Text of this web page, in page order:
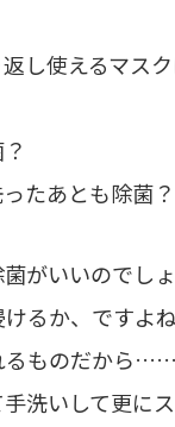
し使えるマス
たあとも除菌
がいいのでし
るか、ですよね
ものだから
洗いして更に